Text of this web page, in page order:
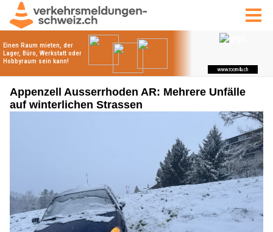
Appenzell Ausserrhoden AR: Mehrere Unfälle
auf winterlichen Strassen